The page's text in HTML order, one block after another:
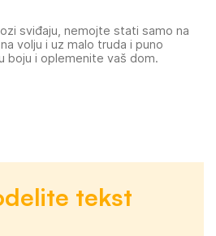
sviđaju, nemojte stati samo na
volju i uz malo truda i puno
boju i oplemenite vaš dom.
tekst